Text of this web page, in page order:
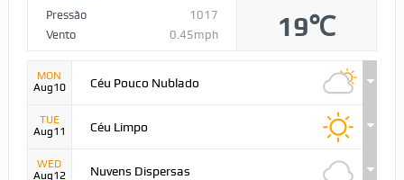
Pressão
1017
Vento
0.45mph 19℃
MON
Aug10
Céu Pouco Nublado
TUE
Aug11
Céu Limpo
WED
Aug12
Nuvens Dispersas